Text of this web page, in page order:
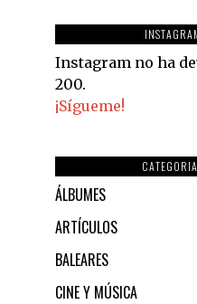
Instagram no ha
200.
¡Sígueme!
ÁLBUMES
ARTÍCULOS
BALEARES
CINE Y MÚSICA